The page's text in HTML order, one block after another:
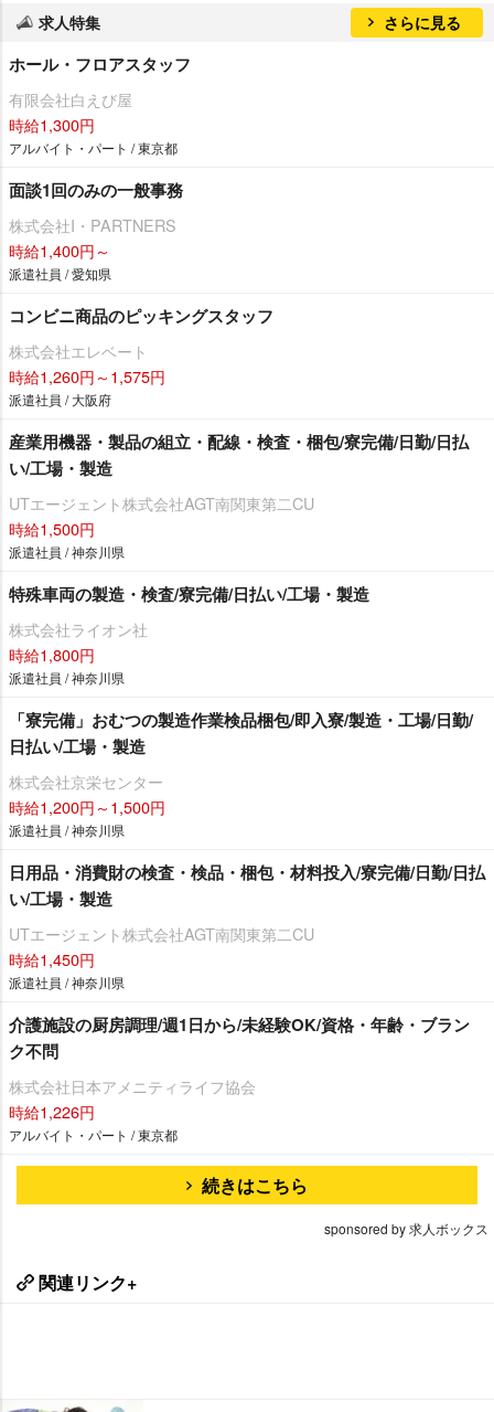
求人特集 さらに見る
ホール・フロアスタッフ
有限会社白えび屋
時給1,300円
アルバイト・パート / 東京都
面談1回のみの一般事務
株式会社I・PARTNERS
時給1,400円～
派遣社員 / 愛知県
コンビニ商品のピッキングスタッフ
株式会社エレベート
時給1,260円～1,575円
派遣社員 / 大阪府
産業用機器・製品の組立・配線・検査・梱包/寮完備/日勤/日払
い/工場・製造
UTエージェント株式会社AGT南関東第二CU
時給1,500円
派遣社員 / 神奈川県
特殊車両の製造・検査/寮完備/日払い/工場・製造
株式会社ライオン社
時給1,800円
派遣社員 / 神奈川県
「寮完備」おむつの製造作業検品梱包/即入寮/製造・工場/日勤/
日払い/工場・製造
株式会社京栄センター
時給1,200円～1,500円
派遣社員 / 神奈川県
日用品・消費財の検査・検品・梱包・材料投入/寮完備/日勤/日払
い/工場・製造
UTエージェント株式会社AGT南関東第二CU
時給1,450円
派遣社員 / 神奈川県
介護施設の厨房調理/週1日から/未経験OK/資格・年齢・ブラン
ク不問
株式会社日本アメニティライフ協会
時給1,226円
アルバイト・パート / 東京都
続きはこちら
sponsored by 求人ボックス
関連リンク+